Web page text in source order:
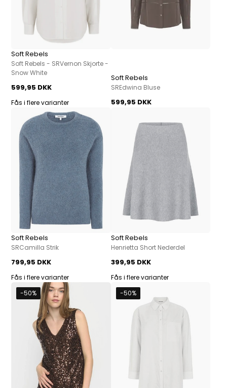
Soft Rebels
Soft Rebels - SRVernon Skjorte -
Snow White
599,95 DKK
Fås i flere varianter
Soft Rebels
SREdwina Bluse
599,95 DKK
Soft Rebels
SRCamilla Strik
799,95 DKK
Fås i flere varianter
Soft Rebels
Henrietta Short Nederdel
399,95 DKK
Fås i flere varianter
-50%
-50%